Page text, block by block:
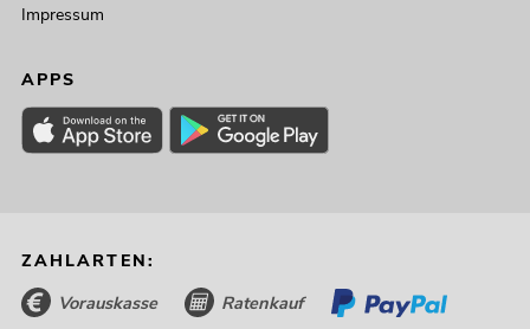
Impressum
APPS
ZAHLARTEN:
Vorauskasse Ratenkauf